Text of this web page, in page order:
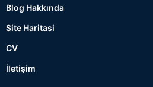
Blog Hakkında
Site Haritasi
CV
İletişim